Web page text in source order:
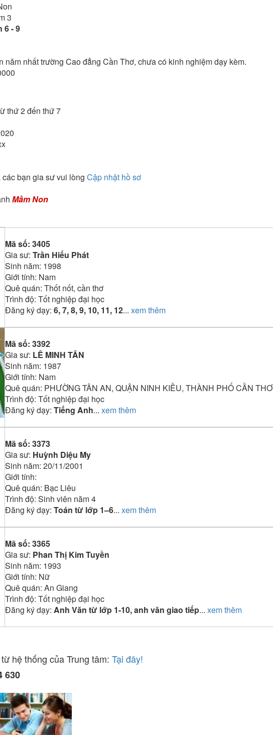
3
6 - 9
năm nhất trường Cao đẳng Cần Thơ, chưa có kinh nghiệm dạy kèm.
thứ 2 đến thứ 7
các bạn gia sư vui lòngCập nhật hồ sơ
Mầm Non
Mã số:3405
Gia sư:Trần Hiếu Phát
Sinh năm: 1998
Giới tính: Nam
Quê quán:Thốt nốt, cần thơ
Trình độ:Tốt nghiệp đại học
Đăng ký dạy:6, 7, 8, 9, 10, 11, 12...xem thêm
Mã số:3392
Gia sư: LÊ MINH TÂN
Sinh năm: 1987
Giới tính: Nam
Quê quán: PHƯỜNG TÂN AN, QUẬN NINH KIỀU, THÀNH PHỐ CẦN THƠ
Trình độ:Tốt nghiệp đại học
Đăng ký dạy:Tiếng Anh...xem thêm
Mã số:3373
Gia sư: Huỳnh Diệu My
Sinh năm:20/11/2001
Giới tính:
Quê quán: Bạc Liêu
Trình độ:Sinh viên năm 4
Đăng ký dạy:Toán từ lớp 1–6...xem thêm
Mã số:3365
Gia sư: Phan Thị Kim Tuyền
Sinh năm: 1993
Giới tính: Nữ
Quê quán:An Giang
Trình độ:Tốt nghiệp đại học
Đăng ký dạy:Anh Văn từ lớp 1-10, anh văn giao tiếp...xem thêm
hệ thống của Trung tâm:Tại đây!
630